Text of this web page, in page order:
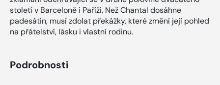
století v Barceloně i Paříži. Než Chantal dosáhne
padesátin, musí zdolat překážky, které změní její pohled
na přátelství, lásku i vlastní rodinu.
Podrobnosti